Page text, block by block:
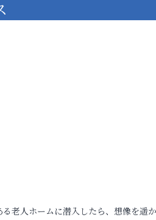
老人ホームに潜入したら、想像を遥